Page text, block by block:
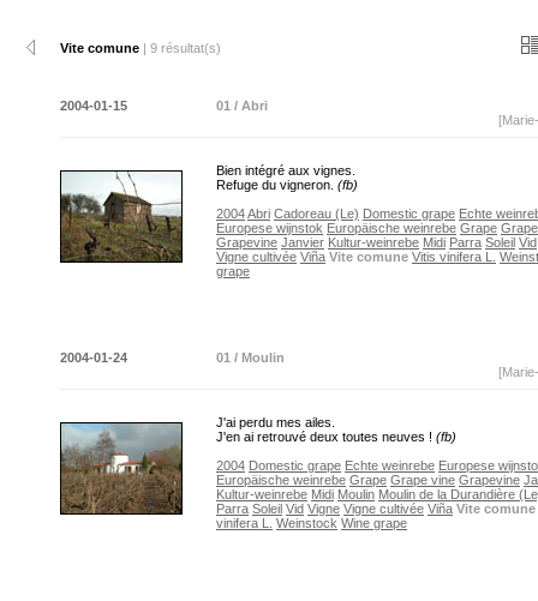
Vite comune | 9 résultat(s)
2004-01-15
01 / Abri
Bien intégré aux vignes.
Refuge du vigneron. (fb)
2004Abri Cadoreau (Le) Domestic grape Echte
Europese wijnstok Europäische weinrebe Grape
Grapevine Janvier Kultur-weinrebe Midi Parra Soleil Vid
Vigne cultivée Viña Vite comune Vitis vinifera L.
grape
2004-01-24
01 / Moulin
J'ai perdu mes ailes.
J'en ai retrouvé deux toutes neuves ! (fb)
2004 Domestic grape Echte weinrebe Europese
Europäische weinrebe Grape Grape vine Grapevine
Kultur-weinrebe Midi Moulin Moulin de la Durandière
Parra Soleil Vid Vigne Vigne cultivée Viña Vite comune
vinifera L.
Weinstock Wine grape